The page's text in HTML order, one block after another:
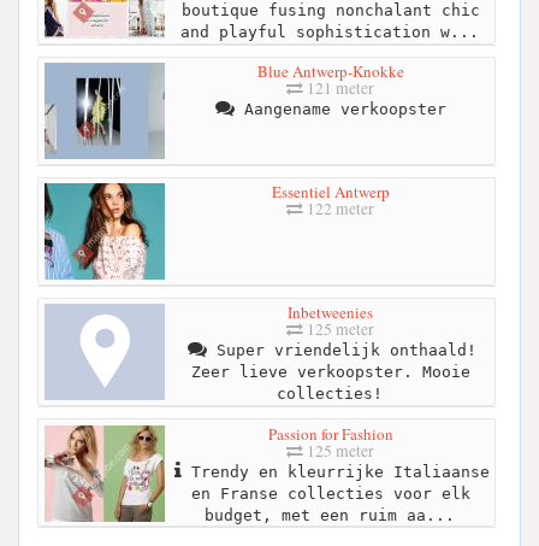
boutique fusing nonchalant chic
and playful sophistication w...
Blue Antwerp-Knokke
121 meter
Aangename verkoopster
Essentiel Antwerp
122 meter
Inbetweenies
125 meter
Super vriendelijk onthaald!
Zeer lieve verkoopster. Mooie
collecties!
Passion for Fashion
125 meter
Trendy en kleurrijke Italiaanse
en Franse collecties voor elk
budget, met een ruim aa...